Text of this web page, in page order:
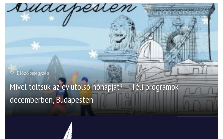
Előző bejegyzés
Mivel töltsük az év utolsó hónapját? – Téli programok
decemberben, Budapesten